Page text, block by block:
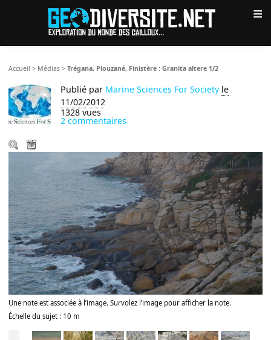
≡
Accueil > Médias >Trégana, Plouzané, Finistère : Granita altere 1/2
Publié par Marine Sciences For Society le
11/02/2012
1328 vues
2 commentaires
Une note est associée à l’image. Survolez l’image pour afficher la note.
Échelle du sujet : 10 m